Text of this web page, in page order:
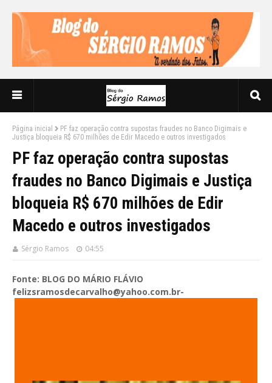
Página inicial
PF faz operação contra supostas fraudes no Banco Digimais e
Justiça bloqueia R$ 670 milhões de Edir Macedo e outros investigados
PF faz operação contra supostas
fraudes no Banco Digimais e Justiça
bloqueia R$ 670 milhões de Edir
Macedo e outros investigados
Sérgio Ramos 04:55
Fonte: BLOG DO MÁRIO FLÁVIO
felizsramosdecarvalho@yahoo.com.br-